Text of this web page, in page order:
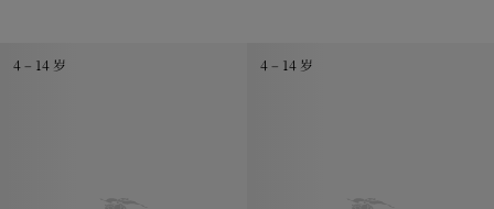
4 – 14 岁 4 – 14 岁